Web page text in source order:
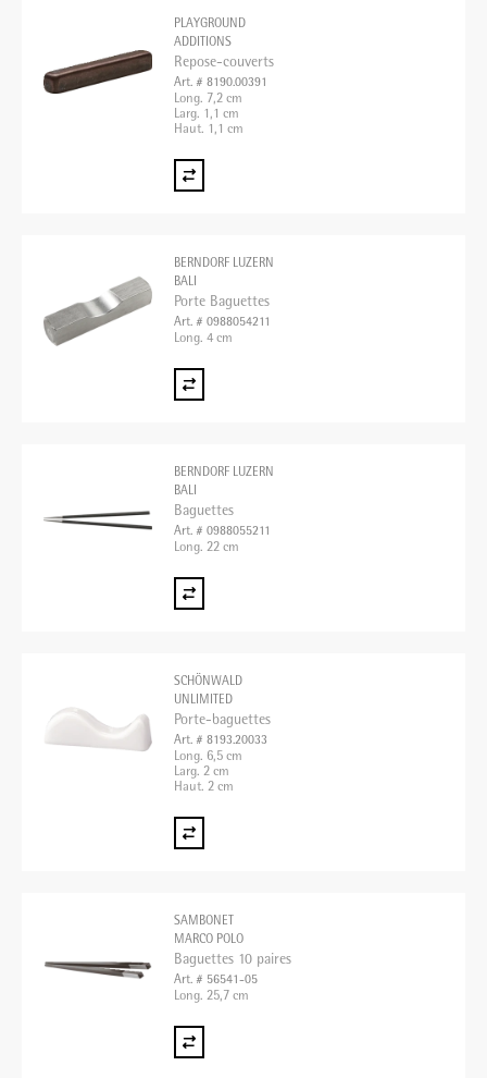
PLAYGROUND
ADDITIONS
Repose-couverts
Art. # 8190.00391
Long. 7,2 cm
Larg. 1,1 cm
Haut. 1,1 cm
BERNDORF LUZERN
BALI
Porte Baguettes
Art. # 0988054211
Long. 4 cm
BERNDORF LUZERN
BALI
Baguettes
Art. # 0988055211
Long. 22 cm
SCHÖNWALD
UNLIMITED
Porte-baguettes
Art. # 8193.20033
Long. 6,5 cm
Larg. 2 cm
Haut. 2 cm
SAMBONET
MARCO POLO
Baguettes 10 paires
Art. # 56541-05
Long. 25,7 cm